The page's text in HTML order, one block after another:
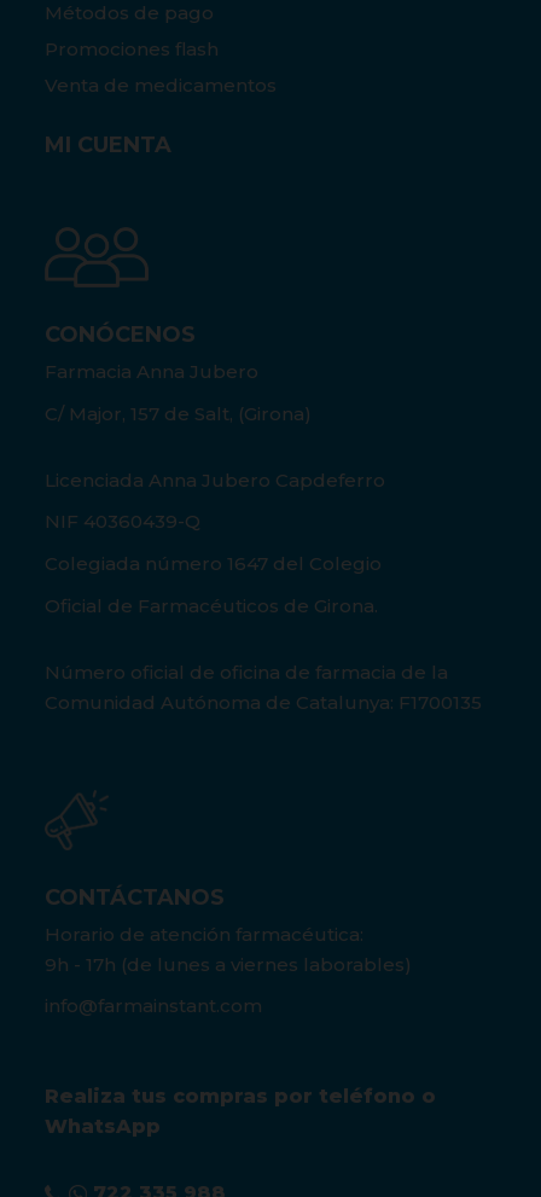
Métodos de pago
Promociones flash
Venta de medicamentos
MI CUENTA
CONÓCENOS
Farmacia Anna Jubero
C/ Major, 157 de Salt, (Girona)
Licenciada Anna Jubero Capdeferro
NIF 40360439-Q
Colegiada número 1647 del Colegio
Oficial de Farmacéuticos de Girona.
Número oficial de oficina de farmacia de la
Comunidad Autónoma de Catalunya: F1700135
CONTÁCTANOS
Horario de atención farmacéutica:
9h - 17h (de lunes a viernes laborables)
info@farmainstant.com
Realiza tus compras por teléfono o
WhatsApp